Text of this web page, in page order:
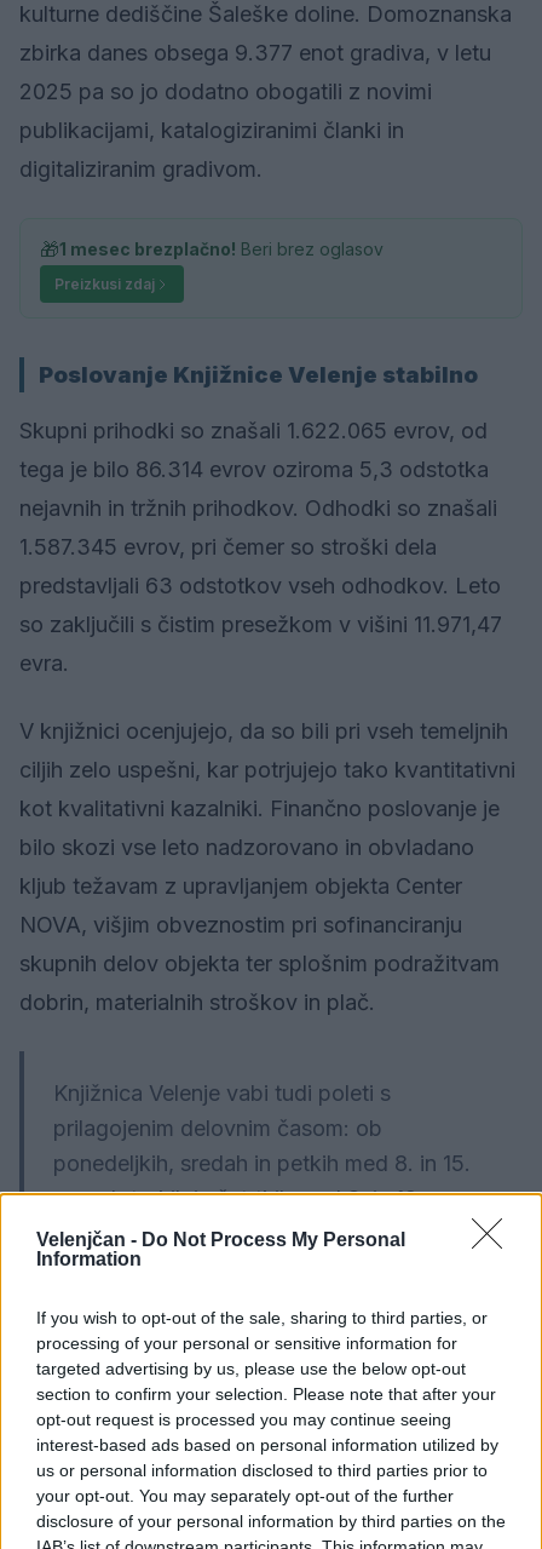
Velenjčan - Do Not Process My Personal
Information
If you wish to opt-out of the sale, sharing to third parties, or
processing of your personal or sensitive information for
targeted advertising by us, please use the below opt-out
section to confirm your selection. Please note that after your
opt-out request is processed you may continue seeing
interest-based ads based on personal information utilized by
us or personal information disclosed to third parties prior to
your opt-out. You may separately opt-out of the further
disclosure of your personal information by third parties on the
kulturne dediščine Šaleške doline. Domoznanska
zbirka danes obsega 9.377 enot gradiva, v letu
2025 pa so jo dodatno obogatili z novimi
publikacijami, katalogiziranimi članki in
digitaliziranim gradivom.
🎁1 mesec brezplačno! Beri brez oglasov
Preizkusi zdaj
Poslovanje Knjižnice Velenje stabilno
Skupni prihodki so znašali 1.622.065 evrov, od
tega je bilo 86.314 evrov oziroma 5,3 odstotka
nejavnih in tržnih prihodkov. Odhodki so znašali
1.587.345 evrov, pri čemer so stroški dela
predstavljali 63 odstotkov vseh odhodkov. Leto
so zaključili s čistim presežkom v višini 11.971,47
evra.
V knjižnici ocenjujejo, da so bili pri vseh temeljnih
ciljih zelo uspešni, kar potrjujejo tako kvantitativni
kot kvalitativni kazalniki. Finančno poslovanje je
bilo skozi vse leto nadzorovano in obvladano
kljub težavam z upravljanjem objekta Center
NOVA, višjim obveznostim pri sofinanciranju
skupnih delov objekta ter splošnim podražitvam
dobrin, materialnih stroškov in plač.
Knjižnica Velenje vabi tudi poleti s
prilagojenim delovnim časom: ob
ponedeljkih, sredah in petkih med 8. in 15.
uro, ob torkih in četrtkih med 8. in 19. uro
ter ob sobotah med 8. in 13. uro. Otroci so
vabljeni na t. i. zabavne srede ter poletni
potopisno predavanje v atriju velenjskega
gradu, predstavitev knjige Tanje Žagar na
pomolu pri Visti in branje pod krošnjami v
Sončnem parku. Za vse bralce pripravljajo
tudi vrečke poletnega branja.